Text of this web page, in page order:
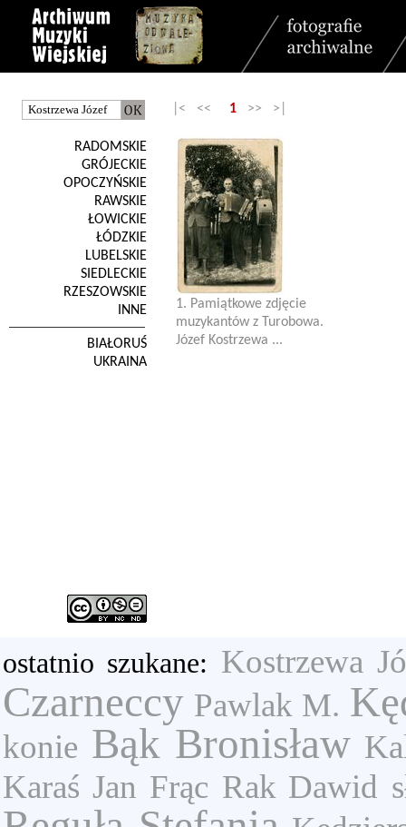
RADOMSKIE
GRÓJECKIE
OPOCZYŃSKIE
RAWSKIE
ŁOWICKIE
ŁÓDZKIE
LUBELSKIE
SIEDLECKIE
RZESZOWSKIE
INNE
BIAŁORUŚ
UKRAINA
|< << 1 >> >|
1. Pamiątkowe zdjęcie
muzykantów z Turobowa.
Józef Kostrzewa ...
ostatnio szukane: Kostrzewa
Czarneccy Pawlak M.
konie Bąk Bronisław
Karaś Jan Frąc Rak Dawid